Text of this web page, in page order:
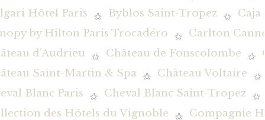
Hôtel Paris
Byblos Saint-Tropez
by Hilton Paris Trocadéro
Carlton
d'Audrieu
Château de Fonscolombe
Saint-Martin & Spa
Château Voltaire
Blanc Paris
Cheval Blanc Saint-Tropez
des Hôtels du Vignoble
Compagnie